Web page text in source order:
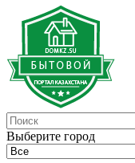
Выберите город